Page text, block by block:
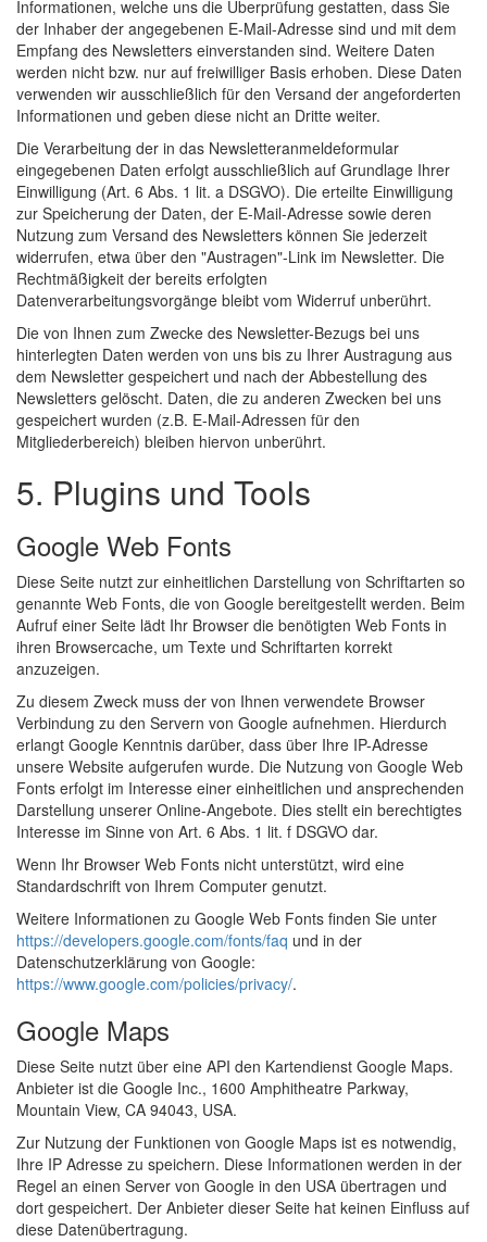
Informationen, welche uns die Überprüfung gestatten, dass Sie
der Inhaber der angegebenen E-Mail-Adresse sind und mit dem
Empfang des Newsletters einverstanden sind. Weitere Daten
werden nicht bzw. nur auf freiwilliger Basis erhoben. Diese Daten
verwenden wir ausschließlich für den Versand der angeforderten
Informationen und geben diese nicht an Dritte weiter.
Die Verarbeitung der in das Newsletteranmeldeformular
eingegebenen Daten erfolgt ausschließlich auf Grundlage Ihrer
Einwilligung (Art. 6 Abs. 1 lit. a DSGVO). Die erteilte Einwilligung
zur Speicherung der Daten, der E-Mail-Adresse sowie deren
Nutzung zum Versand des Newsletters können Sie jederzeit
widerrufen, etwa über den "Austragen"-Link im Newsletter. Die
Rechtmäßigkeit der bereits erfolgten
Datenverarbeitungsvorgänge bleibt vom Widerruf unberührt.
Die von Ihnen zum Zwecke des Newsletter-Bezugs bei uns
hinterlegten Daten werden von uns bis zu Ihrer Austragung aus
dem Newsletter gespeichert und nach der Abbestellung des
Newsletters gelöscht. Daten, die zu anderen Zwecken bei uns
gespeichert wurden (z.B. E-Mail-Adressen für den
Mitgliederbereich) bleiben hiervon unberührt.
5. Plugins und Tools
Google Web Fonts
Diese Seite nutzt zur einheitlichen Darstellung von Schriftarten so
genannte Web Fonts, die von Google bereitgestellt werden. Beim
Aufruf einer Seite lädt Ihr Browser die benötigten Web Fonts in
ihren Browsercache, um Texte und Schriftarten korrekt
anzuzeigen.
Zu diesem Zweck muss der von Ihnen verwendete Browser
Verbindung zu den Servern von Google aufnehmen. Hierdurch
erlangt Google Kenntnis darüber, dass über Ihre IP-Adresse
unsere Website aufgerufen wurde. Die Nutzung von Google Web
Fonts erfolgt im Interesse einer einheitlichen und ansprechenden
Darstellung unserer Online-Angebote. Dies stellt ein berechtigtes
Interesse im Sinne von Art. 6 Abs. 1 lit. f DSGVO dar.
Wenn Ihr Browser Web Fonts nicht unterstützt, wird eine
Standardschrift von Ihrem Computer genutzt.
Weitere Informationen zu Google Web Fonts finden Sie unter
https://developers.google.com/fonts/faq und in der
Datenschutzerklärung von Google:
https://www.google.com/policies/privacy/.
Google Maps
Diese Seite nutzt über eine API den Kartendienst Google Maps.
Anbieter ist die Google Inc., 1600 Amphitheatre Parkway,
Mountain View, CA 94043, USA.
Zur Nutzung der Funktionen von Google Maps ist es notwendig,
Ihre IP Adresse zu speichern. Diese Informationen werden in der
Regel an einen Server von Google in den USA übertragen und
dort gespeichert. Der Anbieter dieser Seite hat keinen Einfluss auf
diese Datenübertragung.